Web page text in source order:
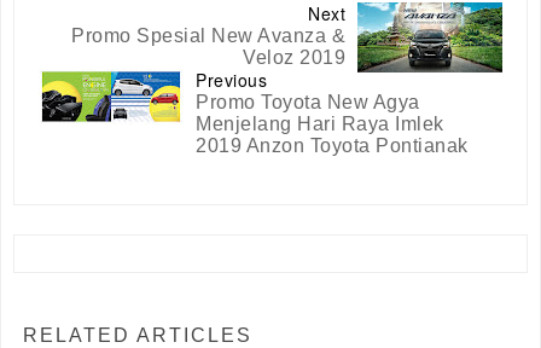
Next
Promo Spesial New Avanza &
Veloz 2019
Previous
Promo Toyota New Agya
Menjelang Hari Raya Imlek
2019 Anzon Toyota Pontianak
RELATED ARTICLES